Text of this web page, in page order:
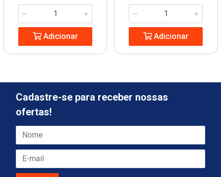
Adicionar Adicionar
Cadastre-se para receber nossas
ofertas!